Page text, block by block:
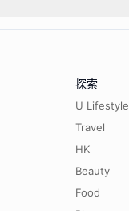
探索
U Lifestyle
Travel
HK
Beauty
Food